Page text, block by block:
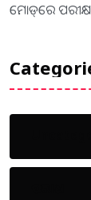
ମୋଡ୍‌ରେ